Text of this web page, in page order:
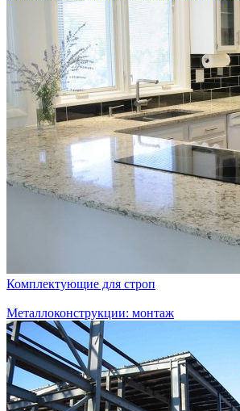
Комплектующие для строп
Металлоконструкции: монтаж